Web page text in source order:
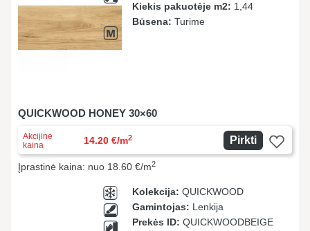
Kiekis pakuotėje m2: 1,44
Būsena: Turime
QUICKWOOD HONEY 30×60
Akcijinė
kaina
14.20 €/m2 Pirkti
Įprastinė kaina: nuo 18.60 €/m2
Kolekcija: QUICKWOOD
Gamintojas: Lenkija
Prekės ID: QUICKWOODBEIGE